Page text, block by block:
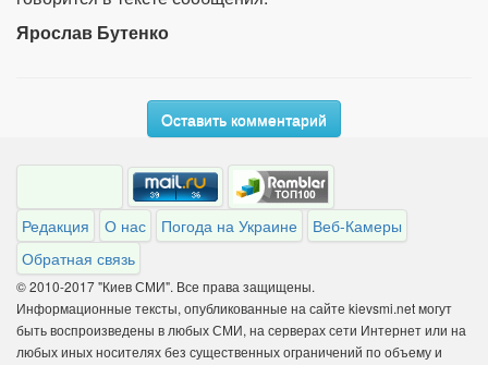
Ярослав Бутенко
Оставить комментарий
Редакция О нас Погода на Украине
Веб-Камеры
Обратная связь
© 2010-2017 "Киев СМИ". Все права защищены.
Информационные тексты, опубликованные на сайте kievsmi.net могут
быть воспроизведены в любых СМИ, на серверах сети Интернет или на
любых иных носителях без существенных ограничений по объему и